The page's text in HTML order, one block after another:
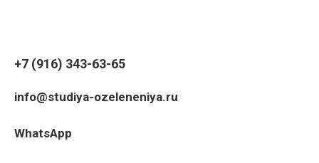
+7 (916) 343-63-65
info@studiya-ozeleneniya.ru
WhatsApp